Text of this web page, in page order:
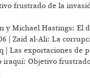
frustrado de la
y Michael Hastings:
| Zaid al-Ali: La
| Las exportaciones
iraquí: Objetivo